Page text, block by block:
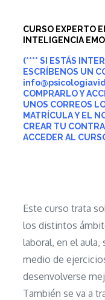
CURSO EXPERTO
INTELIGENCIA
(**** SI ESTÁS
ESCRÍBENOS UN
COMPRARLO Y
UNOS CORREOS
MATRÍCULA Y EL
CREAR TU
ACCEDER AL
Este curso trata
los distintos
laboral, en el
medio de
desenvolverse
También se va a